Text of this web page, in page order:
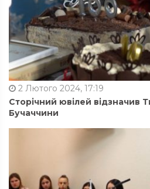
2 Лютого 2024, 17:19
Сторічний ювілей відзначив
Бучаччини